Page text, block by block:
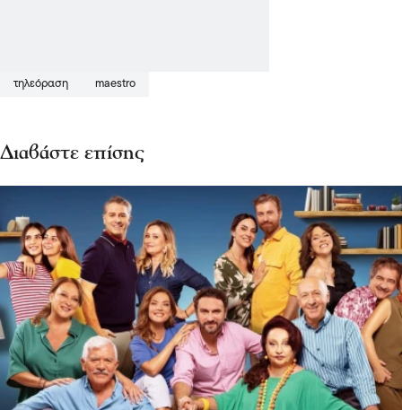
τηλεόραση maestro
Διαβάστε επίσης